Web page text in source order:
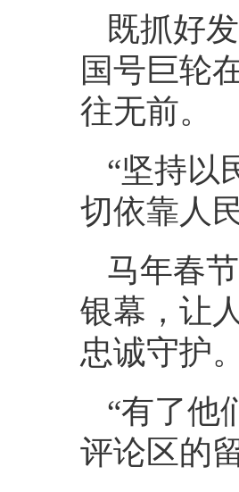
既抓好
国号巨轮
往无前。
“坚持以
切依靠人
马年春
银幕，让
忠诚守护。
“有了他
评论区的